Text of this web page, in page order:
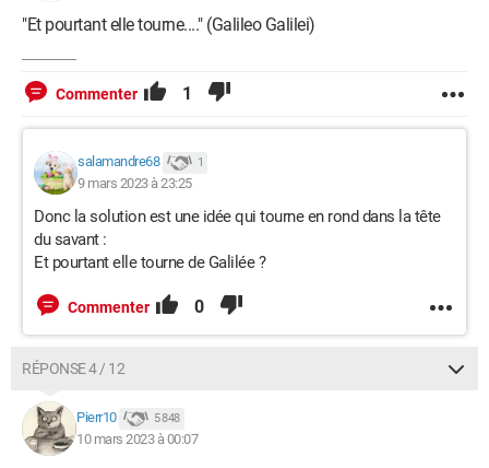
"Et pourtant elle tourne...." (Galileo Galilei)
Commenter 1
salamandre68 1
9 mars 2023 à 23:25
Donc la solution est une idée qui tourne en rond dans la tête
du savant :
Et pourtant elle tourne de Galilée ?
Commenter 0
RÉPONSE 4 / 12
Pierr10 5 848
10 mars 2023 à 00:07